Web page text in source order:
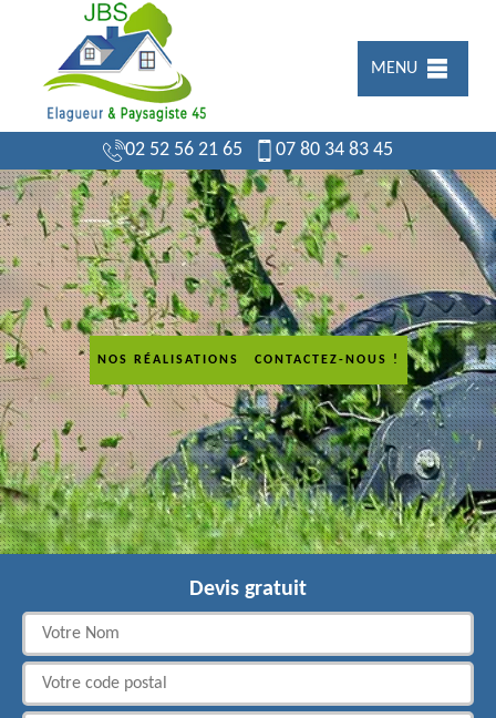
MENU
02 52 56 21 65 07 80 34 83 45
NOS RÉALISATIONS CONTACTEZ-NOUS !
Devis gratuit